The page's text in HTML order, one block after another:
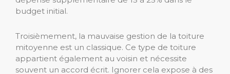
budget initial.
Troisièmement, la mauvaise gestion de la toiture
mitoyenne est un classique. Ce type de toiture
appartient également au voisin et nécessite
souvent un accord écrit. Ignorer cela expose à des